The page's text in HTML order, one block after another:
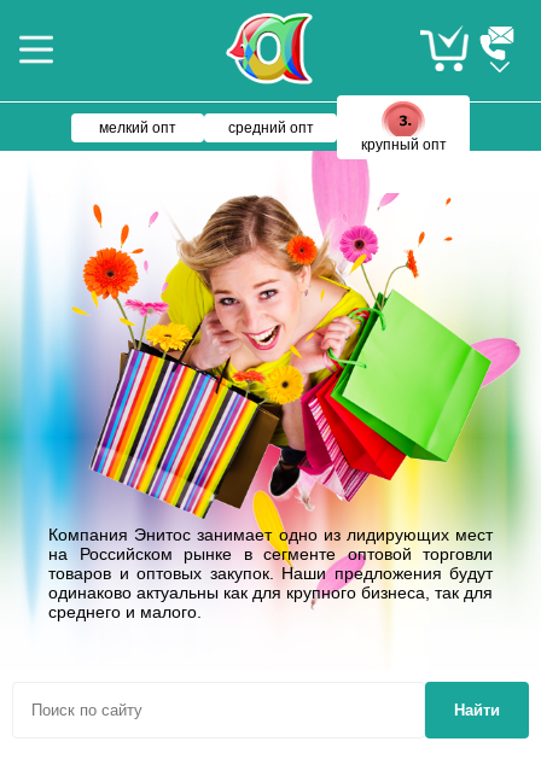
мелкий опт
средний опт
крупный опт
Компания Энитос занимает одно из лидирующих мест
на Российском рынке в сегменте оптовой торговли
товаров и оптовых закупок. Наши предложения будут
одинаково актуальны как для крупного бизнеса, так для
среднего и малого.
Найти